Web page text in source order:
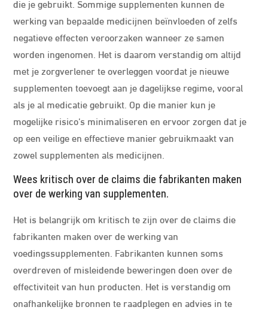
die je gebruikt. Sommige supplementen kunnen de
werking van bepaalde medicijnen beïnvloeden of zelfs
negatieve effecten veroorzaken wanneer ze samen
worden ingenomen. Het is daarom verstandig om altijd
met je zorgverlener te overleggen voordat je nieuwe
supplementen toevoegt aan je dagelijkse regime, vooral
als je al medicatie gebruikt. Op die manier kun je
mogelijke risico’s minimaliseren en ervoor zorgen dat je
op een veilige en effectieve manier gebruikmaakt van
zowel supplementen als medicijnen.
Wees kritisch over de claims die fabrikanten maken
over de werking van supplementen.
Het is belangrijk om kritisch te zijn over de claims die
fabrikanten maken over de werking van
voedingssupplementen. Fabrikanten kunnen soms
overdreven of misleidende beweringen doen over de
effectiviteit van hun producten. Het is verstandig om
onafhankelijke bronnen te raadplegen en advies in te